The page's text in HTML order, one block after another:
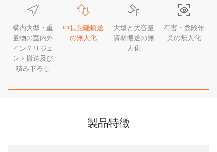
構内大型・重
量物の室内外
インテリジェ
ント搬送及び
積み下ろし
中長距離輸送
の無人化
大型と大容量
資材搬送の無
人化
有害・危険作
業の無人化
製品特徴